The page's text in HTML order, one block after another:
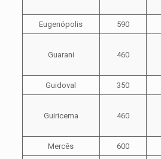
Eugenópolis 590
Guarani 460
Guidoval 350
Guiricema 460
Mercês 600